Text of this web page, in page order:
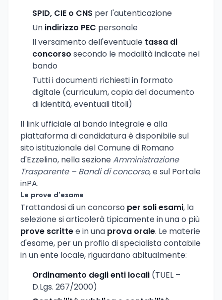
SPID, CIE o CNS per l'autenticazione
Un indirizzo PEC personale
Il versamento dell'eventuale tassa di
concorso secondo le modalità indicate nel
bando
Tutti i documenti richiesti in formato
digitale (curriculum, copia del documento
di identità, eventuali titoli)
Il link ufficiale al bando integrale e alla
piattaforma di candidatura è disponibile sul
sito istituzionale del Comune di Romano
d'Ezzelino, nella sezioneAmministrazione
Trasparente – Bandi di concorso, e sul Portale
inPA.
Le prove d'esame
Trattandosi di un concorso per soli esami, la
selezione si articolerà tipicamente in una o più
prove scrittee in una prova orale. Le materie
d'esame, per un profilo di specialista contabile
in un ente locale, riguardano abitualmente:
Ordinamento degli enti locali (TUEL –
D.Lgs. 267/2000)